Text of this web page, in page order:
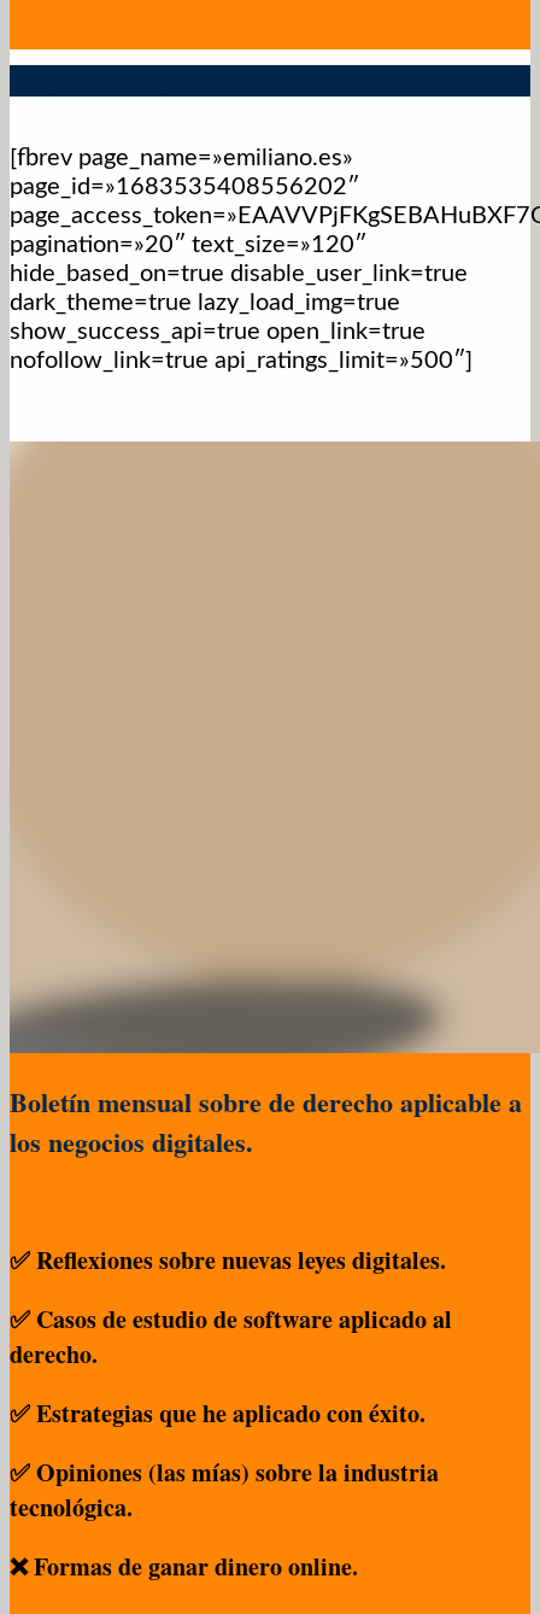
[fbrev page_name=»emiliano.es»
page_id=»1683535408556202″
pagination=»20″ text_size=»120″
hide_based_on=true disable_user_link=true
dark_theme=true lazy_load_img=true
show_success_api=true open_link=true
nofollow_link=true api_ratings_limit=»500″]
Boletín mensual sobre de derecho aplicable a
los negocios digitales.
✅ Reflexiones sobre nuevas leyes digitales.
✅ Casos de estudio de software aplicado al
derecho.
✅ Estrategias que he aplicado con éxito.
✅ Opiniones (las mías) sobre la industria
tecnológica.
❌ Formas de ganar dinero online.